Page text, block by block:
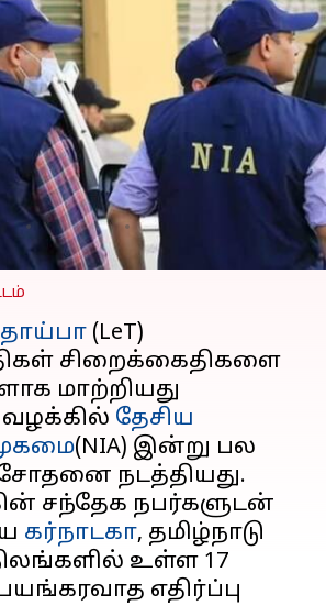
பயிற்சி
7
என்ஐஏ
Mar 05, 2024 10:38 am
(LeT)
சிறைக்கைதிகளை
மாற்றியது
தேசிய
(NIA) இன்று பல
நடத்தியது.
சந்தேக நபர்களுடன்
கர்நாடகா, தமிழ்நாடு
உள்ள 17
எதிர்ப்பு